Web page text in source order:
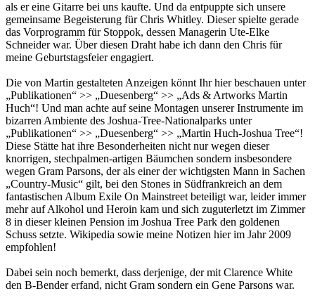
als er eine Gitarre bei uns kaufte. Und da entpuppte sich unsere
gemeinsame Begeisterung für Chris Whitley. Dieser spielte gerade
das Vorprogramm für Stoppok, dessen Managerin Ute-Elke
Schneider war. Über diesen Draht habe ich dann den Chris für
meine Geburtstagsfeier engagiert.
Die von Martin gestalteten Anzeigen könnt Ihr hier beschauen unter
„Publikationen“ >> „Duesenberg“ >> „Ads & Artworks Martin
Huch“! Und man achte auf seine Montagen unserer Instrumente im
bizarren Ambiente des Joshua-Tree-Nationalparks unter
„Publikationen“ >> „Duesenberg“ >> „Martin Huch-Joshua Tree“!
Diese Stätte hat ihre Besonderheiten nicht nur wegen dieser
knorrigen, stechpalmen-artigen Bäumchen sondern insbesondere
wegen Gram Parsons, der als einer der wichtigsten Mann in Sachen
„Country-Music“ gilt, bei den Stones in Südfrankreich an dem
fantastischen Album Exile On Mainstreet beteiligt war, leider immer
mehr auf Alkohol und Heroin kam und sich zuguterletzt im Zimmer
8 in dieser kleinen Pension im Joshua Tree Park den goldenen
Schuss setzte. Wikipedia sowie meine Notizen hier im Jahr 2009
empfohlen!
Dabei sein noch bemerkt, dass derjenige, der mit Clarence White
den B-Bender erfand, nicht Gram sondern ein Gene Parsons war.